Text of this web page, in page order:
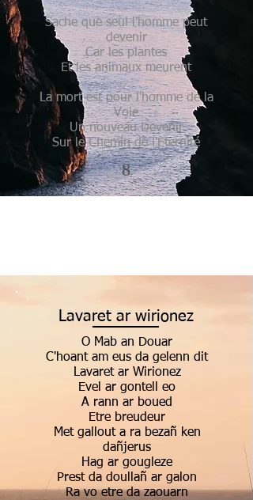
Sache que seul l'homme peut
devenir
Car les plantes
Et les animaux meurent
La mort est pour l'homme de la
Voie
Un nouveau Devenir
Sur le Chemin de l'Eternité
8
Lavaret ar wirionez
O Mab an Douar
C'hoant am eus da gelenn dit
Lavaret ar Wirionez
Evel ar gontell eo
A rann ar boued
Etre breudeur
Met gallout a ra bezañ ken
dañjerus
Hag ar gougleze
Prest da doullañ ar galon
Ra vo etre da zaouarn